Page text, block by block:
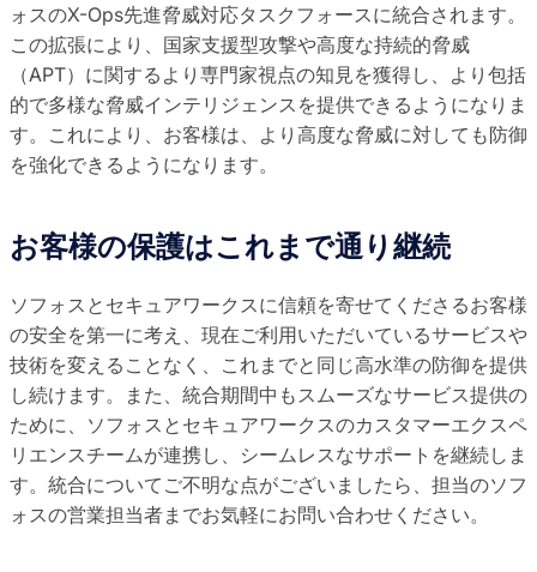
ォスのX-Ops先進脅威対応タスクフォースに統合されます。
この拡張により、国家支援型攻撃や高度な持続的脅威
（APT）に関するより専門家視点の知見を獲得し、より包括
的で多様な脅威インテリジェンスを提供できるようになりま
す。これにより、お客様は、より高度な脅威に対しても防御
を強化できるようになります。
お客様の保護はこれまで通り継続
ソフォスとセキュアワークスに信頼を寄せてくださるお客様
の安全を第一に考え、現在ご利用いただいているサービスや
技術を変えることなく、これまでと同じ高水準の防御を提供
し続けます。また、統合期間中もスムーズなサービス提供の
ために、ソフォスとセキュアワークスのカスタマーエクスペ
リエンスチームが連携し、シームレスなサポートを継続しま
す。統合についてご不明な点がございましたら、担当のソフ
ォスの営業担当者までお気軽にお問い合わせください。